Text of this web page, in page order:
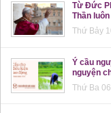
Từ Đức
Thần
Thứ Bảy
Ý cầu
nguyện
Thứ Ba